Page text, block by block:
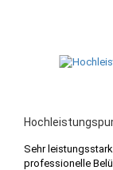
Sehr
professionelle